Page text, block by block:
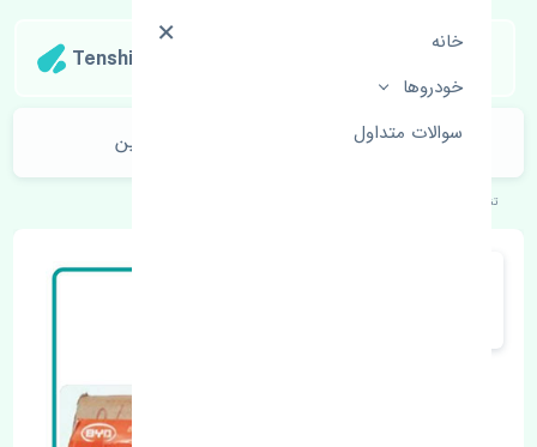
خانه
خودروها
سوالات متداول
Tenshipart
اویل پمپ گیربکس بی وای دی S6 چین
تنشی‌پارت